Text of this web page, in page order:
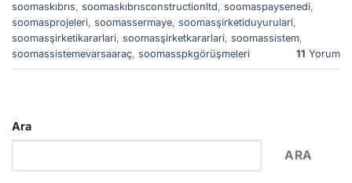
soomaskıbrıs, soomaskıbrısconstructionltd, soomaspaysenedi,
soomasprojeleri, soomassermaye, soomasşirketiduyurulari,
soomasşirketikararlari, soomasşirketkararlari, soomassistem,
soomassistemevarsaaraç, soomasspkgörüşmeleri 11 Yorum
Ara
ARA